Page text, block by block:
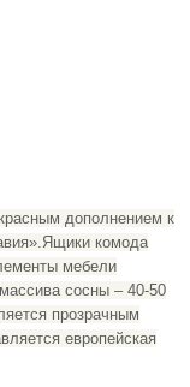
дополнением к
комода
мебели
сосны – 40-50
прозрачным
европейская